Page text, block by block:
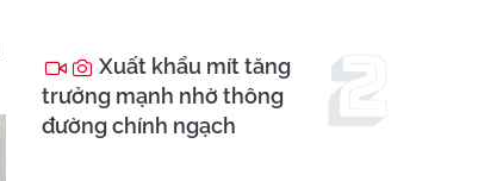
Xuất khẩu mít tăng
trưởng mạnh nhờ thông
đường chính ngạch